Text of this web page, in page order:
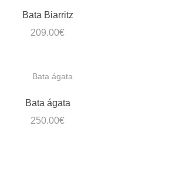
Bata Biarritz
209.00€
Bata ágata
250.00€